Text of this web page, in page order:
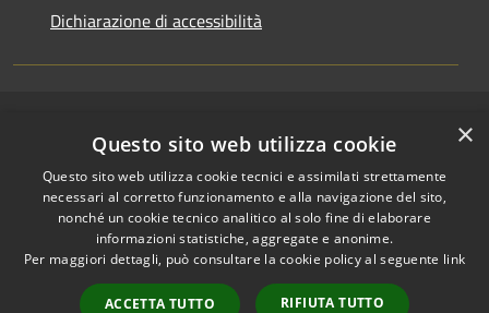
Dichiarazione di accessibilità
Accessibilità
Privacy
Cookie
Mappa del sito
Area riservata
amministratori comunali
Copyright © 2026 • Comune di
Riccione • Powered by
Municipium•Accesso
redazione
×
Questo sito web utilizza cookie
Questo sito web utilizza cookie tecnici e assimilati strettamente
necessari al corretto funzionamento e alla navigazione del sito,
nonché un cookie tecnico analitico al solo fine di elaborare
informazioni statistiche, aggregate e anonime.
Per maggiori dettagli, può consultare la cookie policy al seguente link
ACCETTA TUTTO RIFIUTA TUTTO